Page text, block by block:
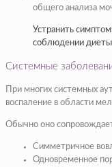
общего анализа
Устранить
соблюдении диеты
Системные
При многих системных
воспаление в области
Обычно оно
Симметричное
Одновременное